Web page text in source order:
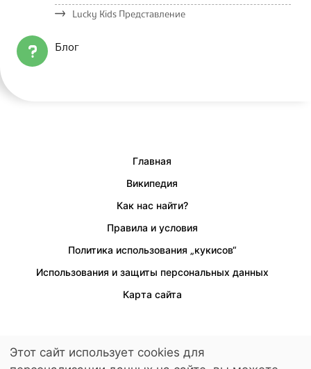
Lucky Kids Представление
Блог
Главная
Википедия
Как нас найти?
Правила и условия
Политика использования „кукисов“
Использования и защиты персональных данных
Карта сайта
Предусмотрен доступ для людей с ограниченными возможностями.
Этот сайт использует cookies для